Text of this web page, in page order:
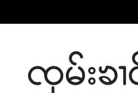
ၸုမ်းၶ